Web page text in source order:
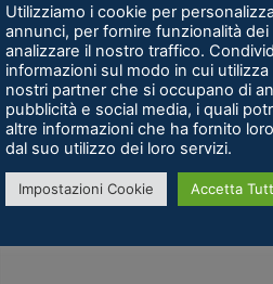
Recensioni
Pico 4: la recensione
competitor VR di
Alessandro Redaelli - 12 Ottobre
Utilizziamo i cookie per
annunci, per fornire funzionalità
analizzare il nostro traffico.
informazioni sul modo in cui
nostri partner che si occupano di
pubblicità e social media, i quali
altre informazioni che ha fornito
dal suo utilizzo dei loro servizi.
Impostazioni Cookie Accetta